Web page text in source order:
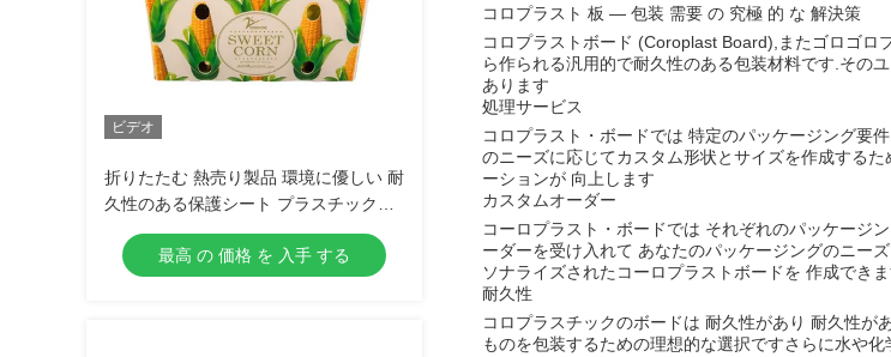
ビデオ
折りたたむ 熱売り製品 環境に優しい 耐
久性のある保護シート プラスチック野
菜と果物の箱
最高 の 価格 を 入手 する
コロプラスト 板 ― 包装 需要 の 究極 的 な 解決策
コロプラストボード (Coroplast Board),またゴロゴ
ら作られる汎用的で耐久性のある包装材料です.その
あります
処理サービス
コロプラスト・ボードでは 特定のパッケージング要
のニーズに応じてカスタム形状とサイズを作成する
ーションが 向上します
カスタムオーダー
コーロプラスト・ボードでは それぞれのパッケージ
ーダーを受け入れて あなたのパッケージングのニー
ソナライズされたコーロプラストボードを 作成でき
耐久性
コロプラスチックのボードは 耐久性があり 耐久性が
ものを包装するための理想的な選択ですさらに水や